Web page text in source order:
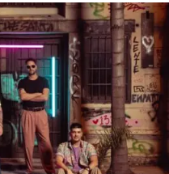
YouTubeTikTok